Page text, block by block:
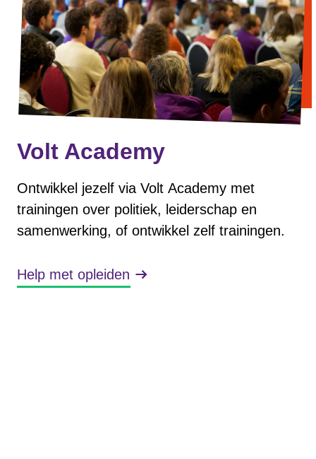
Volt Academy
Ontwikkel jezelf via Volt Academy met
trainingen over politiek, leiderschap en
samenwerking, of ontwikkel zelf trainingen.
Help met opleiden